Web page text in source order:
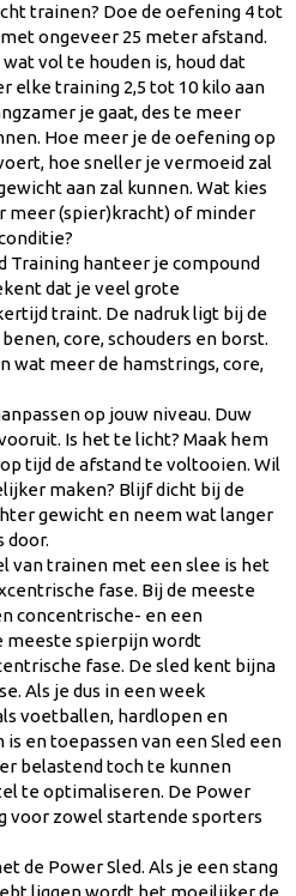
trainen? Doe de oefening 4 tot
ongeveer 25 meter afstand.
vol te houden is, houd dat
elke training 2,5 tot 10 kilo aan
je gaat, des te meer
Hoe meer je de oefening op
hoe sneller je vermoeid zal
aan zal kunnen. Wat kies
meer (spier)kracht) of minder
Training hanteer je compound
dat je veel grote
traint. De nadruk ligt bij de
core, schouders en borst.
wat meer de hamstrings, core,
op jouw niveau. Duw
Is het te licht? Maak hem
tijd de afstand te voltooien. Wil
maken? Blijf dicht bij de
gewicht en neem wat langer
door.
van trainen met een slee is het
fase. Bij de meeste
concentrische- en een
meeste spierpijn wordt
fase. De sled kent bijna
Als je dus in een week
voetballen, hardlopen en
en toepassen van een Sled een
belastend toch te kunnen
te optimaliseren. De Power
voor zowel startende sporters
de Power Sled. Als je een stang